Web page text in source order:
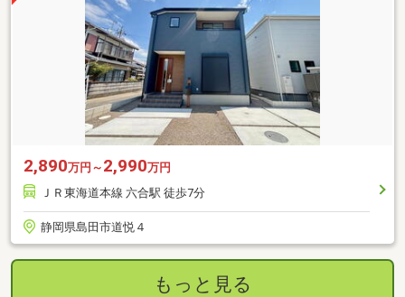
2,890万円～ 2,990万円
ＪＲ東海道本線 六合駅 徒歩7分
静岡県島田市道悦４
もっと見る